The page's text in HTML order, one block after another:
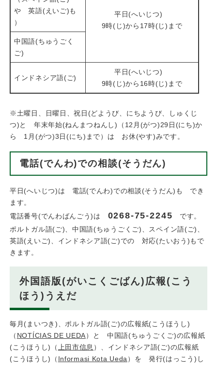
や 英語(えいご)も
）
平日(へいじつ)
9時(じ)から17時(じ)まで
中国語(ちゅうごく
ご)
インドネシア語(ご)
平日(へいじつ)
9時(じ)から16時(じ)まで
※土曜日、日曜日、祝日(どようび、にちようび、しゅくじ
つ)と 年末年始(ねんまつねんし)（12月(がつ)29日(にち)か
ら 1月(がつ)3日(にち)まで）は お休(やす)みです。
電話(でんわ)での相談(そうだん)
平日(へいじつ)は 電話(でんわ)での相談(そうだん)も でき
ます。
電話番号(でんわばんごう)は 0268-75-2245 です。
ポルトガル語(ご)、中国語(ちゅうごくご)、スペイン語(ご)、
英語(えいご)、インドネシア語(ご)での 対応(たいおう)もで
きます。
外国語版(がいこくごばん)広報(こう
ほう)うえだ
毎月(まいつき)、ポルトガル語(ご)の広報紙(こうほうし)
（ NOTÍCIAS DE UEDA）と 中国語(ちゅうごくご)の広報紙
(こうほうし)（上田市信息 ）、インドネシア語(ご)の広報紙
(こうほうし)（ Informasi Kota Ueda）を 発行(はっこう)し